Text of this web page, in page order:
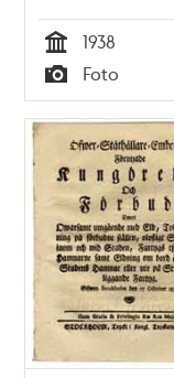
skyddskläder
utomhus.
Tid
1938
Typ
Foto